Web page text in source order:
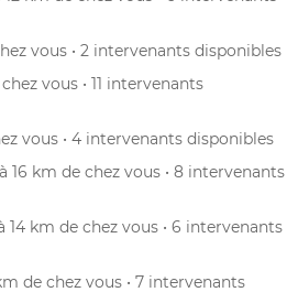
vous • 2 intervenants disponibles
vous • 11 intervenants
vous • 4 intervenants disponibles
à 16 km de chez vous • 8 intervenants
14 km de chez vous • 6 intervenants
de chez vous • 7 intervenants